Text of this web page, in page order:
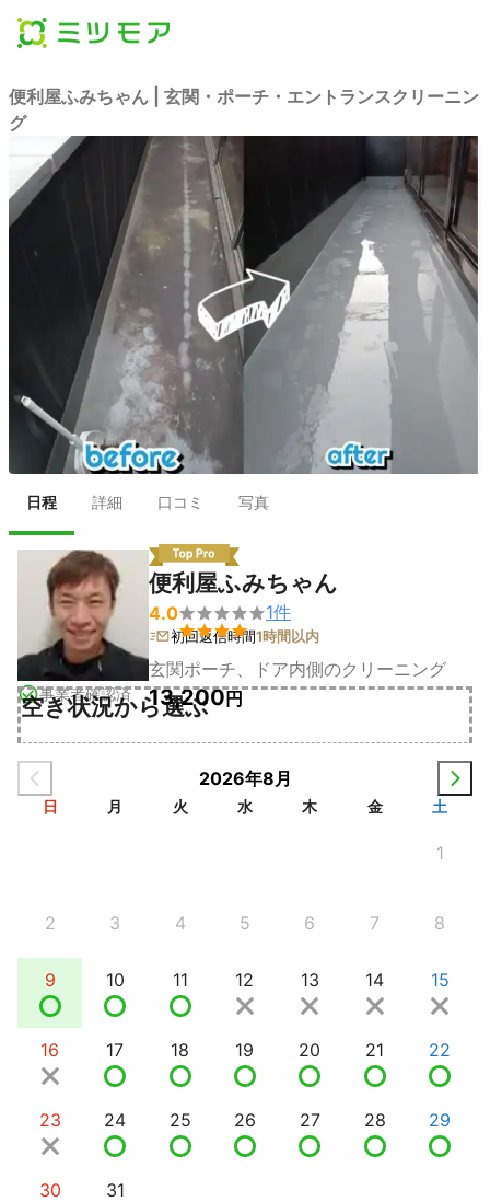
便利屋ふみちゃん | 玄関・ポーチ・エントランスクリーニン
グ
日程 詳細 口コミ 写真
事業者確認済
便利屋ふみちゃん
4.0

1件
初回返信時間1時間以内
玄関ポーチ、ドア内側のクリーニング
13,200円
空き状況から選ぶ
2026年8月
日 月 火 水 木 金 土
1
2 3 4 5 6 7 8
9 10 11 12 13 14 15
16 17 18 19 20 21 22
23 24 25 26 27 28 29
30 31